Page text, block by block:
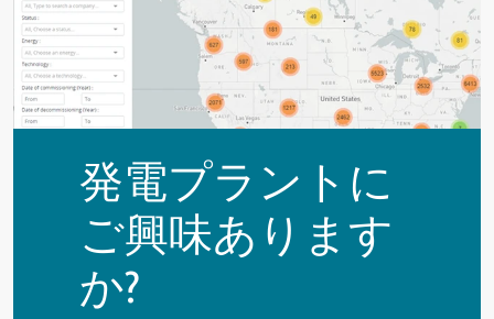
発電プラントに
ご興味あります
か?